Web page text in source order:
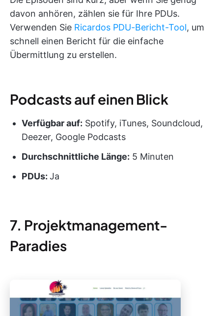
davon anhören, zählen sie für Ihre PDUs.
Verwenden Sie Ricardos PDU-Bericht-Tool, um
schnell einen Bericht für die einfache
Übermittlung zu erstellen.
Podcasts auf einen Blick
Verfügbar auf: Spotify, iTunes, Soundcloud,
Deezer, Google Podcasts
Durchschnittliche Länge: 5 Minuten
PDUs: Ja
7. Projektmanagement-
Paradies